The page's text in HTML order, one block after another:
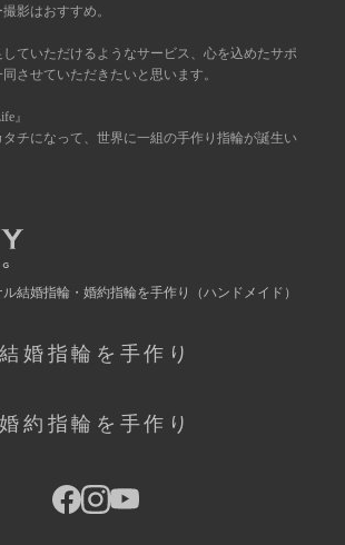
影はおすすめ。
ていただけるようなサービス、心を込めたサポ
させていただきたいと思います。
』
チになって、世界に一組の手作り指輪が誕生い
結婚指輪・婚約指輪を手作り （ハンドメイド）
結婚指輪を手作り
婚約指輪を手作り